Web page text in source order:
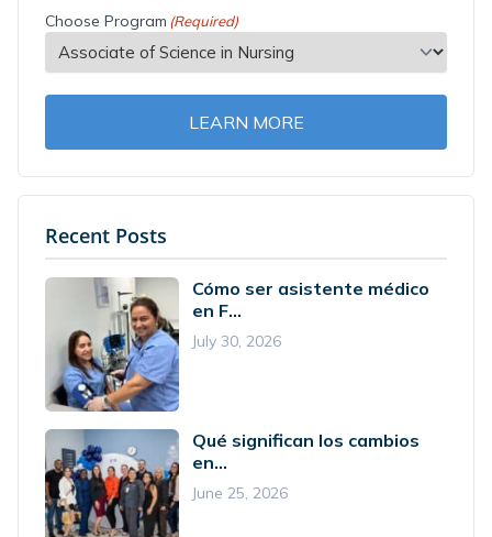
Choose Program (Required)
LEARN MORE
Recent Posts
Cómo ser asistente médico
en F...
July 30, 2026
Qué significan los cambios
en...
June 25, 2026